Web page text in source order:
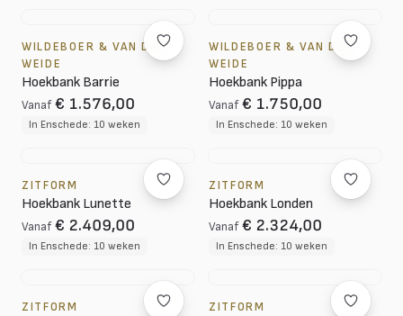
WILDEBOER & VAN DER
WEIDE
Hoekbank Barrie
Vanaf € 1.576,00
In Enschede: 10 weken
WILDEBOER & VAN DER
WEIDE
Hoekbank Pippa
Vanaf € 1.750,00
In Enschede: 10 weken
ZITFORM
Hoekbank Lunette
Vanaf € 2.409,00
In Enschede: 10 weken
ZITFORM
Hoekbank Londen
Vanaf € 2.324,00
In Enschede: 10 weken
ZITFORM ZITFORM